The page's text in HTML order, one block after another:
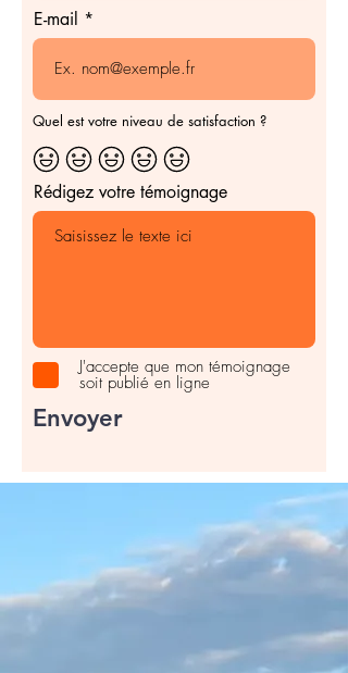
E-mail
Quel est votre niveau de satisfaction ?
Rédigez votre témoignage
J'accepte que mon témoignage
soit publié en ligne
Envoyer